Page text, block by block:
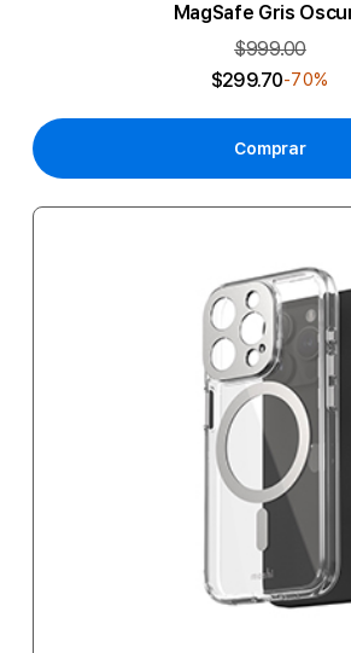
MagSafe Gris
$999.00
$299.70-70%
Comprar